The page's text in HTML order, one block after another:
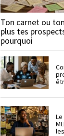
Ton carnet ou
plus tes
pourquoi